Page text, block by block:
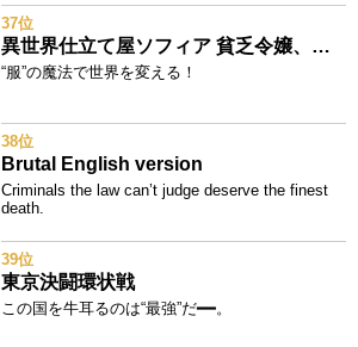
37位
異世界仕立て屋ソフィア 貧乏令嬢、現代知識で服を作ってみんなの暮らしを豊かにします
“服”の魔法で世界を変える！
38位
Brutal English version
Criminals the law can’t judge deserve the finest
death.
39位
東京決闘環状戦
この国を牛耳るのは“最強”だ━━。